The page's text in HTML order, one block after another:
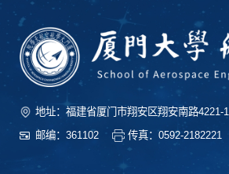
地址：福建省厦门市翔安区翔安南路
邮编：361102
传真：0592-2182221